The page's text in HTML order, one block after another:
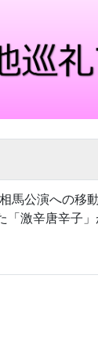
馬公演への移
「激辛唐辛子